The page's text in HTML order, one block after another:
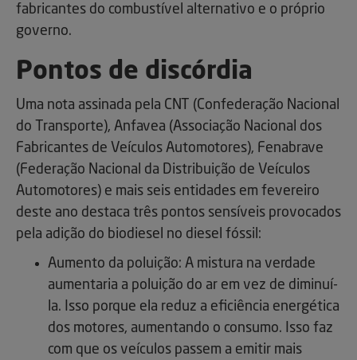
fabricantes do combustível alternativo e o próprio
governo.
Pontos de discórdia
Uma nota assinada pela CNT (Confederação Nacional
do Transporte), Anfavea (Associação Nacional dos
Fabricantes de Veículos Automotores), Fenabrave
(Federação Nacional da Distribuição de Veículos
Automotores) e mais seis entidades em fevereiro
deste ano destaca três pontos sensíveis provocados
pela adição do biodiesel no diesel fóssil:
Aumento da poluição: A mistura na verdade
aumentaria a poluição do ar em vez de diminuí-
la. Isso porque ela reduz a eficiência energética
dos motores, aumentando o consumo. Isso faz
com que os veículos passem a emitir mais